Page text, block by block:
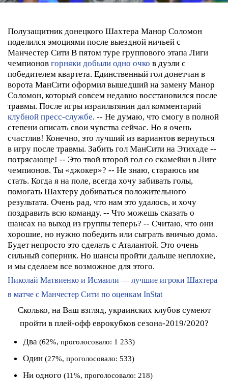
Полузащитник донецкого Шахтера Манор Соломон
поделился эмоциями после выездной ничьей с
Манчестер Сити В пятом туре группового этапа Лиги
чемпионов горняки добыли одно очко в дуэли с
победителем квартета. Единственный гол донетчан в
ворота МанСити оформил вышедший на замену Манор
Соломон, который совсем недавно восстановился после
травмы. После игры израильтянин дал комментарий
клубной пресс-службе. -- Не думаю, что смогу в полной
степени описать свои чувства сейчас. Но я очень
счастлив! Конечно, это лучший из вариантов вернуться
в игру после травмы. Забить гол МанСити на Этихаде --
потрясающе! -- Это твой второй гол со скамейки в Лиге
чемпионов. Ты «джокер»? -- Не знаю, стараюсь им
стать. Когда я на поле, всегда хочу забивать голы,
помогать Шахтеру добиваться положительного
результата. Очень рад, что нам это удалось, и хочу
поздравить всю команду. -- Что можешь сказать о
шансах на выход из группы теперь? -- Считаю, что они
хорошие, но нужно победить или сыграть вничью дома.
Будет непросто это сделать с Аталантой. Это очень
сильный соперник. Но шансы пройти дальше неплохие,
и мы сделаем все возможное для этого.
Николай Матвиенко и Исмаили — лучшие игроки Шахтера
в матче с Манчестер Сити по оценкам InStat
Сколько, на Ваш взгляд, украинских клубов сумеют
пройти в плей-офф еврокубков сезона-2019/2020?
Два (62%, проголосовало: 1 233)
Один (27%, проголосовало: 533)
Ни одного (11%, проголосовало: 218)